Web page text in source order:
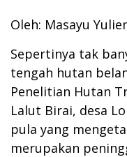
Oleh: Masayu
Sepertinya tak
tengah hutan
Penelitian Hutan
Lalut Birai, desa
pula yang
merupakan